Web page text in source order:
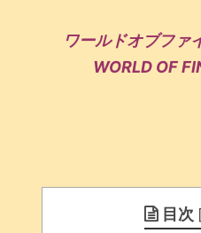
ワールドオブファ
WORLD OF
目次